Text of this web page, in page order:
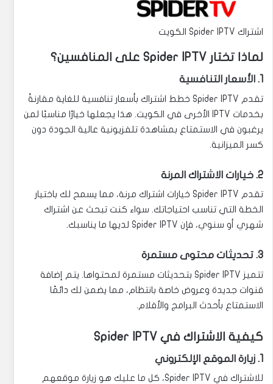
اشتراك Spider IPTV الكويت
لماذا تختار Spider IPTV على المنافسين؟
1. الأسعار التنافسية
تقدم Spider IPTV خطط اشتراك بأسعار تنافسية للغاية مقارنةً
بخدمات IPTV الأخرى في الكويت. هذا يجعلها خيارًا مناسبًا لمن
يرغبون في الاستمتاع بمشاهدة تلفزيونية عالية الجودة دون
كسر الميزانية.
2. خيارات الاشتراك المرنة
تقدم Spider IPTV خيارات اشتراك مرنة، مما يسمح لك باختيار
الخطة التي تناسب احتياجاتك. سواء كنت تبحث عن اشتراك
شهري أو سنوي، فإن Spider IPTV لديها ما يناسبك.
3. تحديثات محتوى مستمرة
تتميز Spider IPTV بتحديثات مستمرة لمحتواها. يتم إضافة
قنوات جديدة وعروض خاصة بانتظام، مما يضمن لك دائمًا
الاستمتاع بأحدث البرامج والأفلام.
كيفية الاشتراك في Spider IPTV
1. زيارة الموقع الإلكتروني
للاشتراك في Spider IPTV، كل ما عليك هو زيارة موقعهم